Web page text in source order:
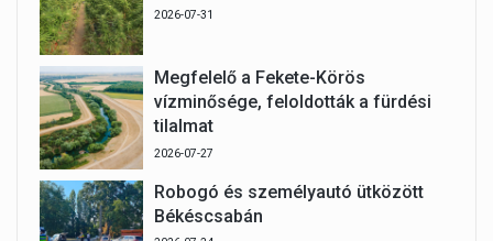
2026-07-31
Megfelelő a Fekete-Körös
vízminősége, feloldották a fürdési
tilalmat
2026-07-27
Robogó és személyautó ütközött
Békéscsabán